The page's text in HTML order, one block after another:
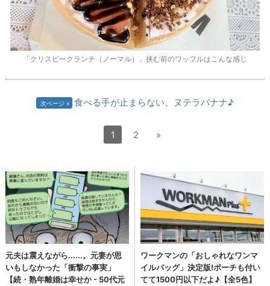
「クリスピークランチ（ノーマル）」挟む前のワッフルはこんな感じ
次ページ 食べる手が止まらない、ヌテラバナナ♪
1 2 »